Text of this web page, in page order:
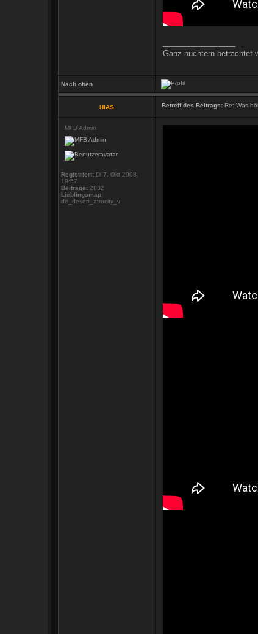
Ganz nüchtern betrachtet
Nach oben
HIAS Betreff des Beitrags:Re: Was
MFB Admin
Registriert:Di 7. Okt 2008,
19:57
Beiträge:2832
Lieblingsmap:
de_desert_atrocity_v